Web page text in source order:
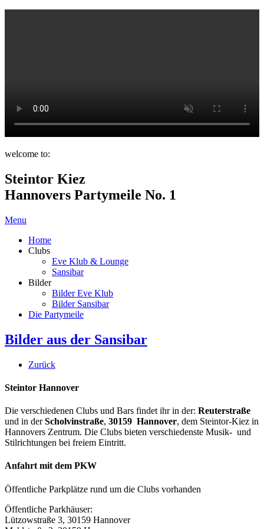
welcome to:
Steintor Kiez
Hannovers Partymeile No. 1
Menu
Home
Clubs
Eve Klub & Lounge
Sansibar
Bilder
Bilder Eve Klub
Bilder Sansibar
Die Partymeile
Bilder aus der Sansibar
Zurück
Steintor Hannover
Die verschiedenen Clubs und Bars findet ihr in der: Reuterstraße
und in derScholvinstraße, 30159 Hannover, dem Steintor-Kiez in
Hannovers Zentrum. Die Clubs bieten verschiedenste Musik- und
Stilrichtungen bei freiem Eintritt.
Anfahrt mit dem PKW
Öffentliche Parkplätze rund um die Clubs vorhanden
Öffentliche Parkhäuser:
Lützowstraße 3, 30159 Hannover